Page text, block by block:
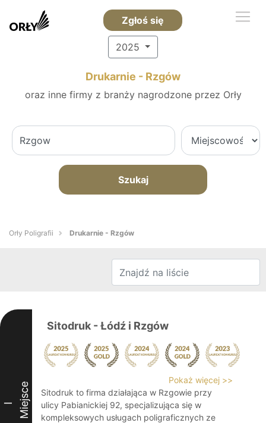
Zgłoś się
2025
Drukarnie - Rzgów
oraz inne firmy z branży nagrodzone przez Orły
Szukaj
Orły Poligrafii Drukarnie - Rzgów
I Miejsce
Sitodruk - Łódź i Rzgów
Pokaż więcej >>
Sitodruk to firma działająca w Rzgowie przy
ulicy Pabianickiej 92, specjalizująca się w
kompleksowych usługach poligraficznych ze